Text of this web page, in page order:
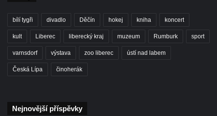
bílí tygři divadlo Děčín hokej kniha koncert
kult Liberec liberecký kraj muzeum Rumburk sport
varnsdorf výstava zoo liberec ústí nad labem
Česká Lípa činoherák
Nejnovější příspěvky